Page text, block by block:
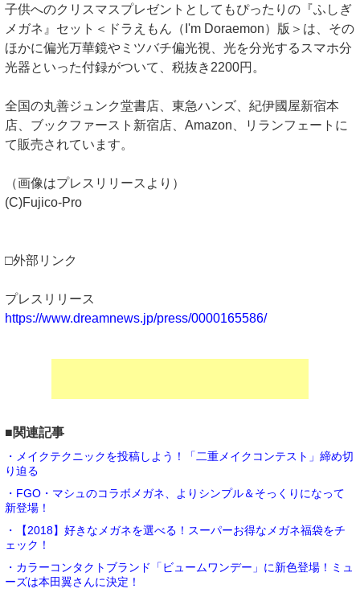
子供へのクリスマスプレゼントとしてもぴったりの『ふしぎ
メガネ』セット＜ドラえもん（I'm Doraemon）版＞は、その
ほかに偏光万華鏡やミツバチ偏光視、光を分光するスマホ分
光器といった付録がついて、税抜き2200円。
全国の丸善ジュンク堂書店、東急ハンズ、紀伊國屋新宿本
店、ブックファースト新宿店、Amazon、リランフェートに
て販売されています。
（画像はプレスリリースより）
(C)Fujico-Pro
□外部リンク
プレスリリース
https://www.dreamnews.jp/press/0000165586/
■関連記事
・メイクテクニックを投稿しよう！「二重メイクコンテスト」締め切
り迫る
・FGO・マシュのコラボメガネ、よりシンプル＆そっくりになって
新登場！
・【2018】好きなメガネを選べる！スーパーお得なメガネ福袋をチ
ェック！
・カラーコンタクトブランド「ビュームワンデー」に新色登場！ミュ
ーズは本田翼さんに決定！